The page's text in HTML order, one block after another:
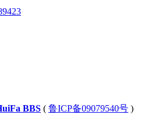
BBS ( 鲁ICP备09079540号 )